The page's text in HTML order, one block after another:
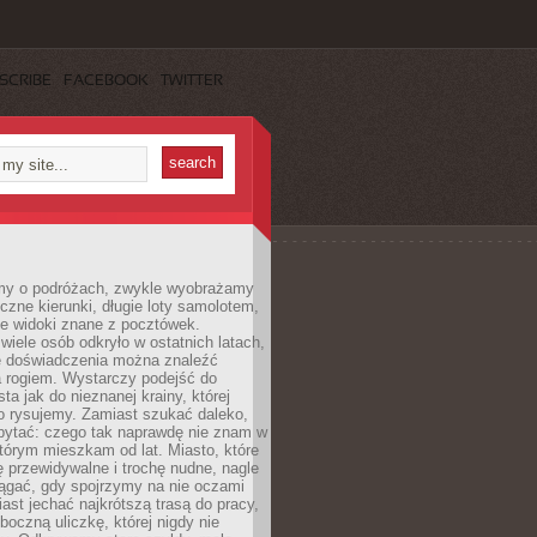
FACEBOOK TWITTER
o podróżach, zwykle wyobrażamy
kierunki, długie loty samolotem,
widoki znane z pocztówek.
osób odkryło w ostatnich latach,
doświadczenia można znaleźć
rogiem. Wystarczy podejść do
jak do nieznanej krainy, której
rysujemy. Zamiast szukać daleko,
czego tak naprawdę nie znam w
mieszkam od lat. Miasto, które
przewidywalne i trochę nudne, nagle
gdy spojrzymy na nie oczami
jechać najkrótszą trasą do pracy,
uliczkę, której nigdy nie